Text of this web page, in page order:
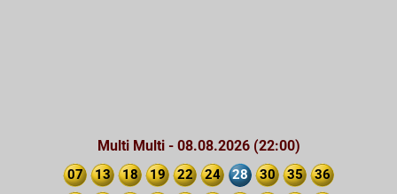
Multi Multi - 08.08.2026 (22:00)
07 13 18 19 22 24 28 30 35
36